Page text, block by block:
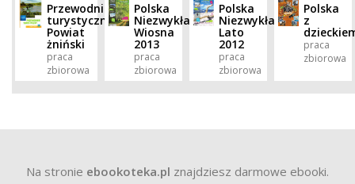
Przewodnik
turystyczny.
Powiat
żniński
praca
zbiorowa
Polska
Niezwykła.
Wiosna
2013
praca
zbiorowa
Polska
Niezwykła.
Lato
2012
praca
zbiorowa
Polska
z
praca
zbiorowa
Na stronie ebookoteka.pl znajdziesz darmowe ebooki.